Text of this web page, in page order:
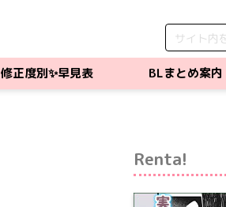
修正度別✨早見表 BLまとめ案内
Renta!